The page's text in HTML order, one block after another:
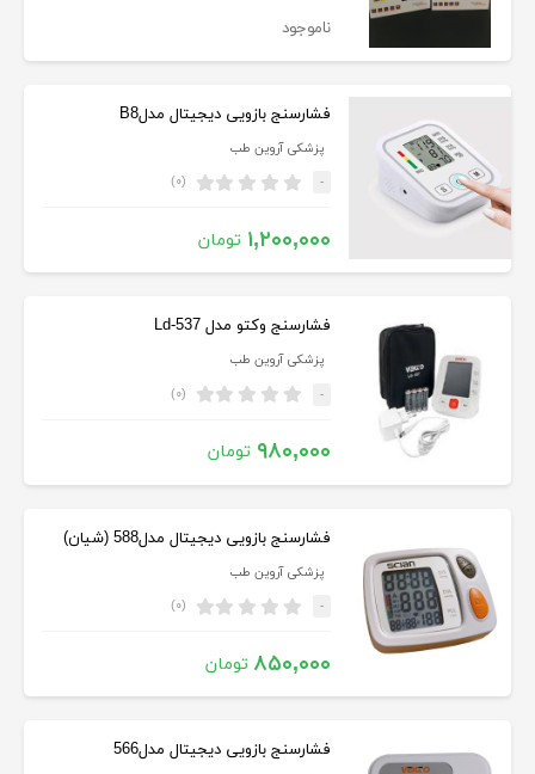
ناموجود
فشارسنج بازویی دیجیتال مدلB8
پزشکی آروین طب
- (۰)
۱,۲۰۰,۰۰۰ تومان
فشارسنج وکتو مدل Ld-537
پزشکی آروین طب
- (۰)
۹۸۰,۰۰۰ تومان
فشارسنج بازویی دیجیتال مدل588 (شیان)
پزشکی آروین طب
- (۰)
۸۵۰,۰۰۰ تومان
فشارسنج بازویی دیجیتال مدل566